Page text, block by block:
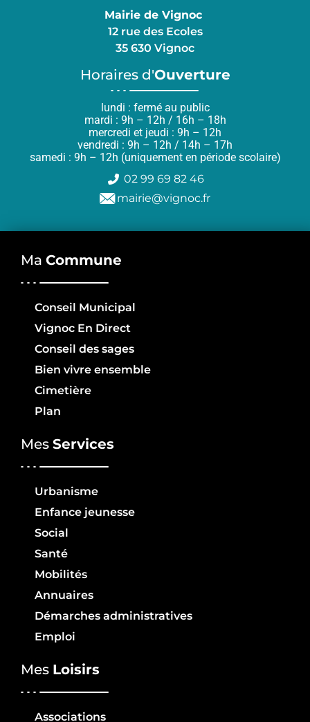
Mairie de Vignoc
12 rue des Ecoles
35 630 Vignoc
Horaires d'Ouverture
lundi : fermé au public
mardi : 9h – 12h / 16h – 18h
mercredi et jeudi : 9h – 12h
vendredi : 9h – 12h / 14h – 17h
samedi : 9h – 12h (uniquement en période scolaire)
02 99 69 82 46
mairie@vignoc.fr
Ma Commune
Conseil Municipal
Vignoc En Direct
Conseil des sages
Bien vivre ensemble
Cimetière
Plan
Mes Services
Urbanisme
Enfance jeunesse
Social
Santé
Mobilités
Annuaires
Démarches administratives
Emploi
Mes Loisirs
Associations